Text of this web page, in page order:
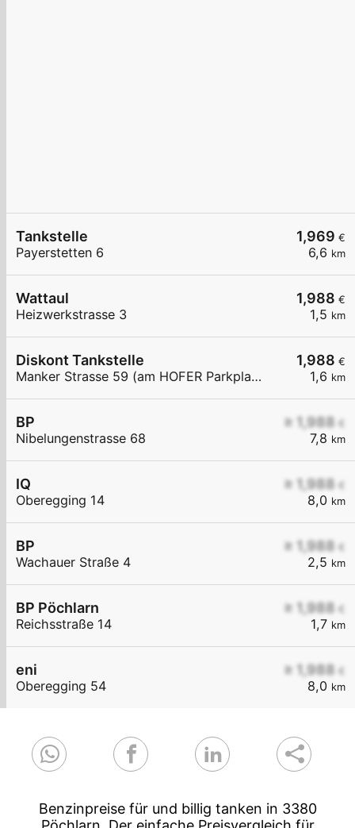
1,969 €
6,6 km
Tankstelle
Payerstetten 6
1,988 €
1,5 km
Wattaul
Heizwerkstrasse 3
1,988 €
1,6 km
Diskont Tankstelle
Manker Strasse 59 (am HOFER Parkplatz)
≥ 1,988 €
7,8 km
BP
Nibelungenstrasse 68
≥ 1,988 €
8,0 km
IQ
Oberegging 14
≥ 1,988 €
2,5 km
BP
Wachauer Straße 4
≥ 1,988 €
1,7 km
BP Pöchlarn
Reichsstraße 14
≥ 1,988 €
8,0 km
eni
Oberegging 54
Benzinpreise für und billig tanken in 3380